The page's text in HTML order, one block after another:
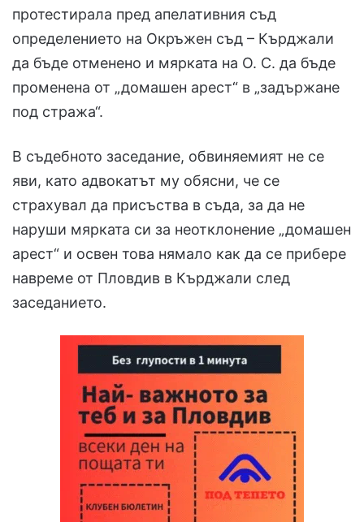
протестирала пред апелативния съд
определението на Окръжен съд – Кърджали
да бъде отменено и мярката на О. С. да бъде
променена от „домашен арест“ в „задържане
под стража“.
В съдебното заседание, обвиняемият не се
яви, като адвокатът му обясни, че се
страхувал да присъства в съда, за да не
наруши мярката си за неотклонение „домашен
арест“ и освен това нямало как да се прибере
навреме от Пловдив в Кърджали след
заседанието.